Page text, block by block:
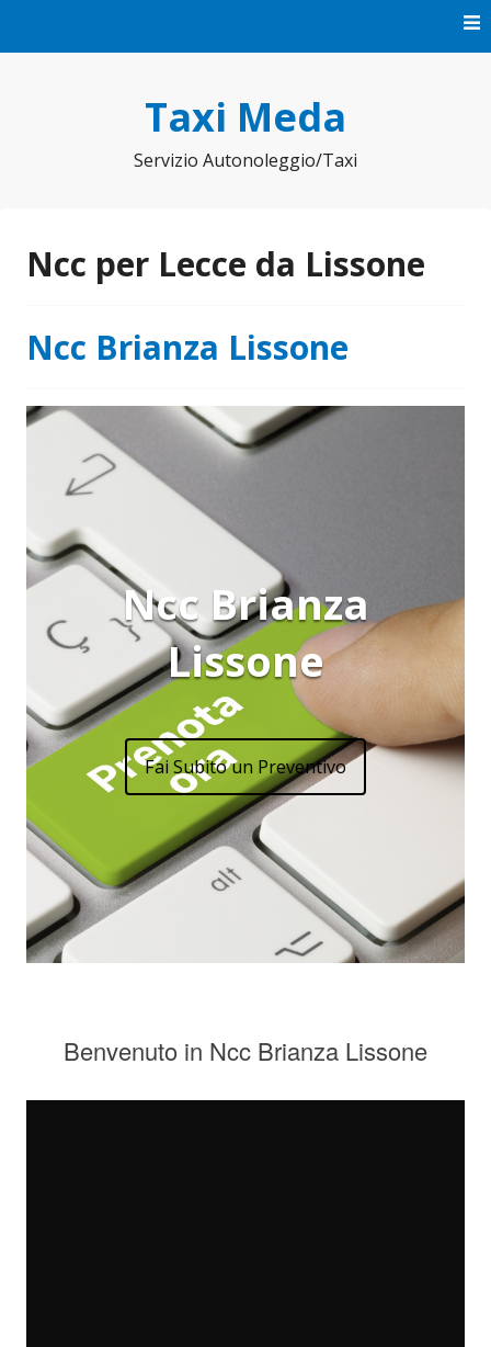
Taxi Meda
Servizio Autonoleggio/Taxi
Ncc per Lecce da Lissone
Ncc Brianza Lissone
Ncc Brianza
Lissone
Fai Subito un Preventivo
Benvenuto in Ncc Brianza Lissone